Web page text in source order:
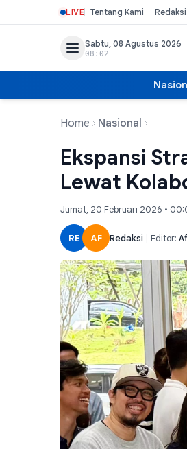
LIVE Tentang Kami Redaksi
Sabtu, 08 Agustus 2026
08:02
Home Nasional
Ekspansi
Lewat
Jumat, 20 Februari 2026 •
RE AF Redaksi | Editor: